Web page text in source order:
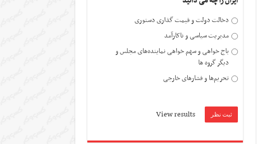
دخالت دولت و قیمت گذاری دستوری
مدیریت سیاسی و ناکارآمد
باج خواهی و سهم خواهی نماینده‌های مجلس و
دیگر گروه ها
تحریم‌ها و فشارهای خارجی
View results